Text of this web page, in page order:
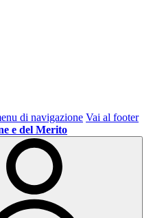
di navigazione Vai al footer
e del Merito